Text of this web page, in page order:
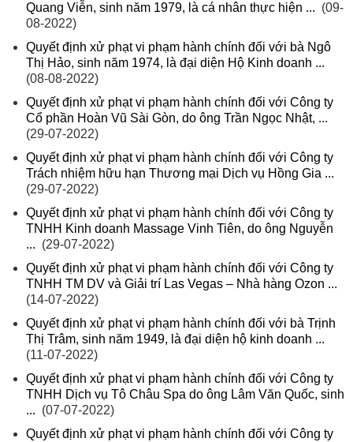
Quang Viễn, sinh năm 1979, là cá nhân thực hiện ... (09-
08-2022)
Quyết định xử phạt vi phạm hành chính đối với bà Ngô
Thị Hảo, sinh năm 1974, là đại diện Hộ Kinh doanh ...
(08-08-2022)
Quyết định xử phạt vi phạm hành chính đối với Công ty
Cổ phần Hoàn Vũ Sài Gòn, do ông Trần Ngọc Nhật, ...
(29-07-2022)
Quyết định xử phạt vi phạm hành chính đối với Công ty
Trách nhiệm hữu hạn Thương mại Dịch vụ Hồng Gia ...
(29-07-2022)
Quyết định xử phạt vi phạm hành chính đối với Công ty
TNHH Kinh doanh Massage Vinh Tiên, do ông Nguyễn
... (29-07-2022)
Quyết định xử phạt vi phạm hành chính đối với Công ty
TNHH TM DV và Giải trí Las Vegas – Nhà hàng Ozon ...
(14-07-2022)
Quyết định xử phạt vi phạm hành chính đối với bà Trịnh
Thị Trâm, sinh năm 1949, là đại diện hộ kinh doanh ...
(11-07-2022)
Quyết định xử phạt vi phạm hành chính đối với Công ty
TNHH Dịch vụ Tô Châu Spa do ông Lâm Văn Quốc, sinh
... (07-07-2022)
Quyết định xử phạt vi phạm hành chính đối với Công ty